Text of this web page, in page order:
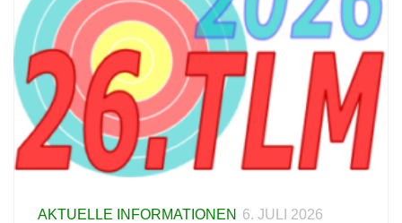
AKTUELLE INFORMATIONEN 6. JULI 2026